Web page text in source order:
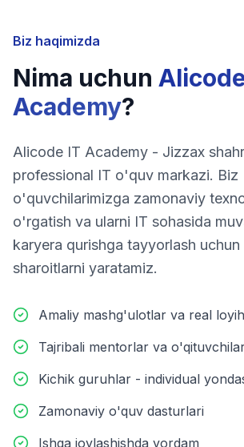
Biz haqimizda
Nima uchun
Academy?
Alicode IT Academy - Jizzax
professional IT o'quv markazi. Biz
o'quvchilarimizga zamonaviy
o'rgatish va ularni IT sohasida
karyera qurishga tayyorlash uchun
sharoitlarni yaratamiz.
Amaliy mashg'ulotlar va real
Tajribali mentorlar va
Kichik guruhlar - individual
Zamonaviy o'quv dasturlari
Ishga joylashishda yordam